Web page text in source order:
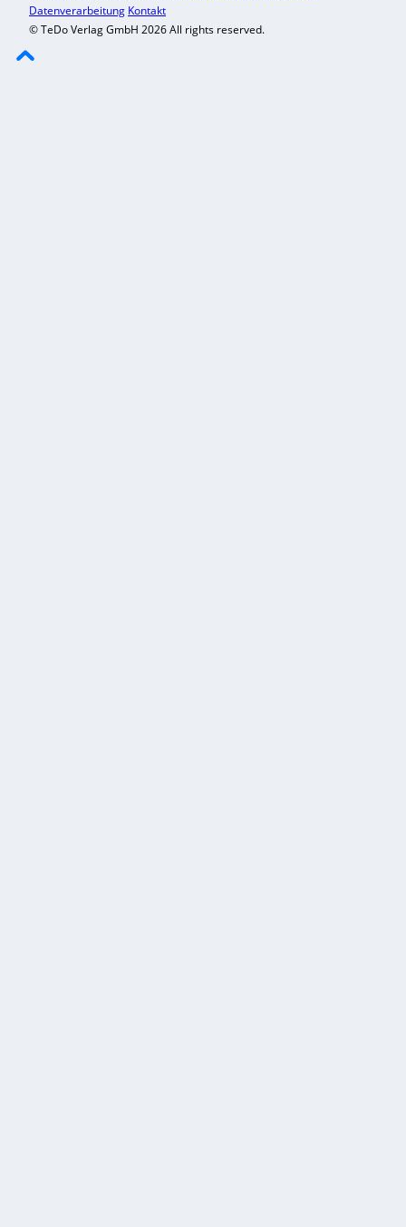
Datenverarbeitung Kontakt
© TeDo Verlag GmbH 2026 All rights reserved.